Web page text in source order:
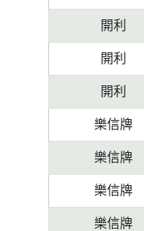
開利
開利
開利
樂信牌
樂信牌
樂信牌
樂信牌